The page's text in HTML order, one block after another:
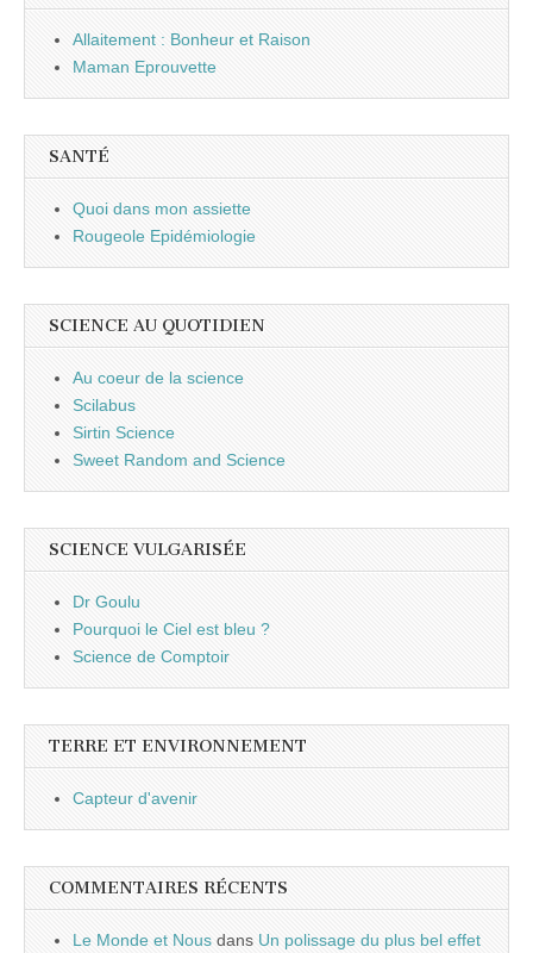
Allaitement : Bonheur et Raison
Maman Eprouvette
SANTÉ
Quoi dans mon assiette
Rougeole Epidémiologie
SCIENCE AU QUOTIDIEN
Au coeur de la science
Scilabus
Sirtin Science
Sweet Random and Science
SCIENCE VULGARISÉE
Dr Goulu
Pourquoi le Ciel est bleu ?
Science de Comptoir
TERRE ET ENVIRONNEMENT
Capteur d'avenir
COMMENTAIRES RÉCENTS
Le Monde et Nous dans Un polissage du plus bel effet